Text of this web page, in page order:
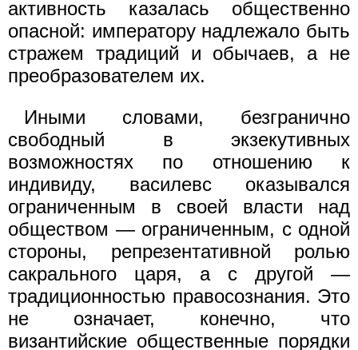
активность казалась общественно
опасной: императору надлежало быть
стражем традиций и обычаев, а не
преобразователем их.
Иными словами, безгранично
свободный в экзекутивных
возможностях по отношению к
индивиду, василевс оказывался
ограниченным в своей власти над
обществом — ограниченным, с одной
стороны, репрезентативной ролью
сакрального царя, а с другой —
традиционностью правосознания. Это
не означает, конечно, что
византийские общественные порядки